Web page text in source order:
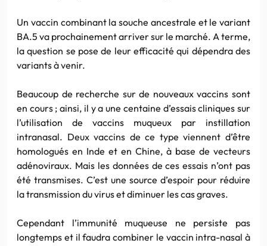
Un vaccin combinant la souche ancestrale et le variant
BA.5 va prochainement arriver sur le marché. A terme,
la question se pose de leur efficacité qui dépendra des
variants à venir.
Beaucoup de recherche sur de nouveaux vaccins sont
en cours ; ainsi, il y a une centaine d’essais cliniques sur
l’utilisation de vaccins muqueux par instillation
intranasal. Deux vaccins de ce type viennent d’être
homologués en Inde et en Chine, à base de vecteurs
adénoviraux. Mais les données de ces essais n’ont pas
été transmises. C’est une source d’espoir pour réduire
la transmission du virus et diminuer les cas graves.
Cependant l’immunité muqueuse ne persiste pas
longtemps et il faudra combiner le vaccin intra-nasal à